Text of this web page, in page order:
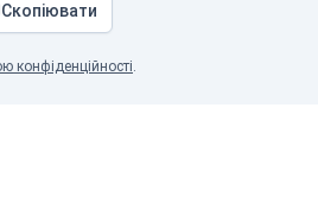
Скопіювати
конфіденційності.